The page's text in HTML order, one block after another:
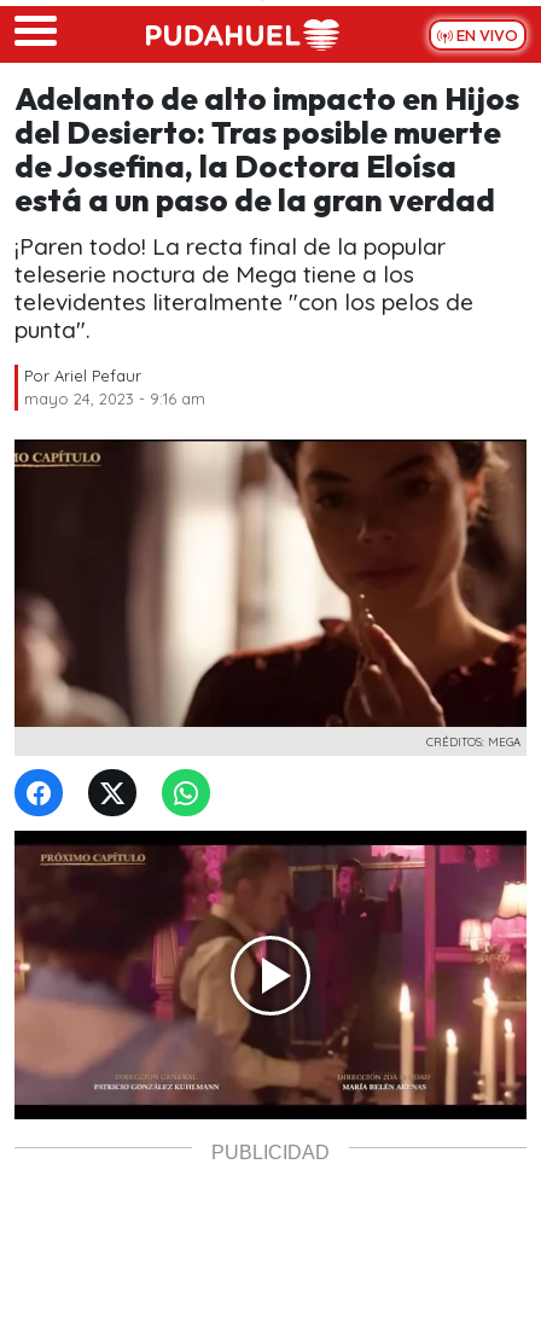
Skip to main content
EN VIVO
Adelanto de alto impacto en Hijos
del Desierto: Tras posible muerte
de Josefina, la Doctora Eloísa
está a un paso de la gran verdad
¡Paren todo! La recta final de la popular
teleserie noctura de Mega tiene a los
televidentes literalmente "con los pelos de
punta".
Por Ariel Pefaur
mayo 24, 2023 - 9:16 am
CRÉDITOS: MEGA